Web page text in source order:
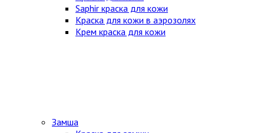
Saphir краска для кожи
Краска для кожи в аэрозолях
Крем краска для кожи
Замша